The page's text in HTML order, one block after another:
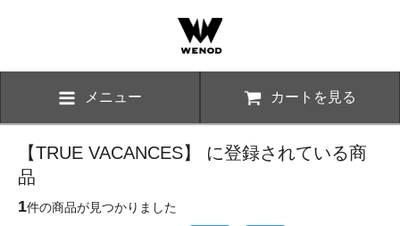
メニュー カートを見る
【TRUE VACANCES】 に登録されている商
品
1件の商品が見つかりました